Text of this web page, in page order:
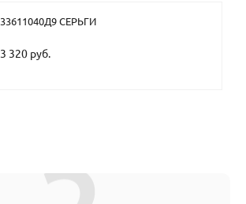
33611040Д9 СЕРЬГИ
3 320 руб.